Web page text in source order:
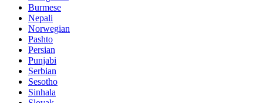
Burmese
Nepali
Norwegian
Pashto
Persian
Punjabi
Serbian
Sesotho
Sinhala